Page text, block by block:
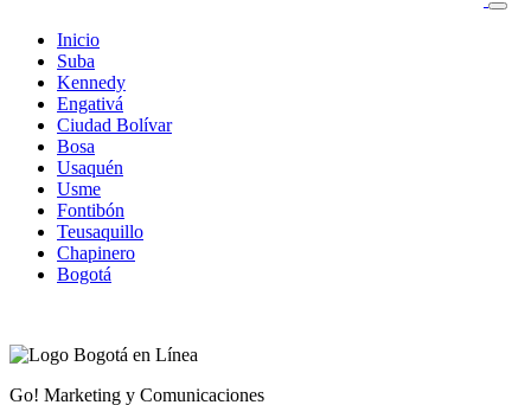
Inicio
Suba
Kennedy
Engativá
Ciudad Bolívar
Bosa
Usaquén
Usme
Fontibón
Teusaquillo
Chapinero
Bogotá
Go! Marketing y Comunicaciones